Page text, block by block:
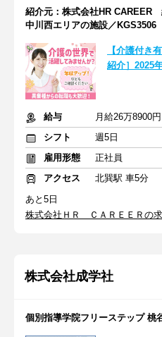
紹介元：株式会社HR CAREER
中川西エリアの施設／KGS3506
【介護付き
紹介］2025
給与
月給26万8900
シフト
週5日
雇用形態
正社員
アクセス
北巽駅 車5分
あと5日
株式会社ＨＲ ＣＡＲＥＥＲの
株式会社成学社
個別指導学院フリーステップ 桃